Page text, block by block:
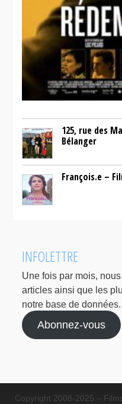
125, rue des
Bélanger
François.e –
INFOLETTRE
Une fois par mois,
articles ainsi que les
notre base de données.
Abonnez-vous
Copyright 2008-2025 –